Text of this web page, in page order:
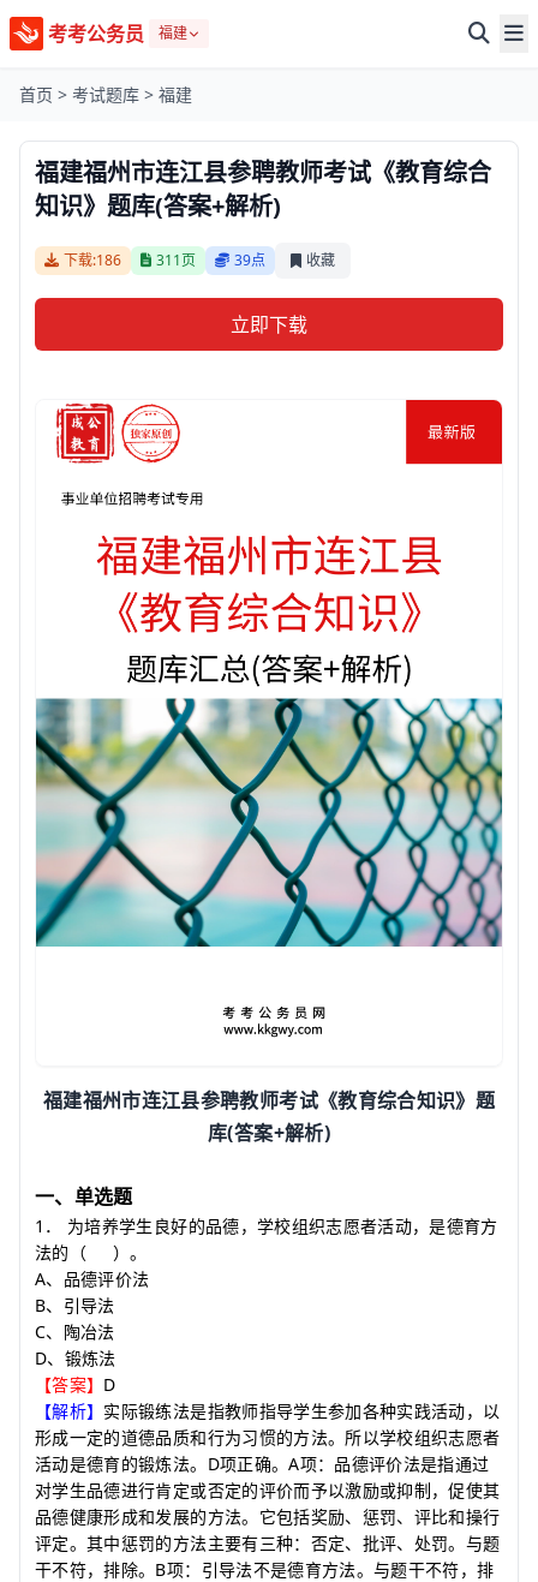
考考公务员 福建
首页 > 考试题库 > 福建
福建福州市连江县参聘教师考试《教育综合
知识》题库(答案+解析)
下载:186 311页 39点 收藏
立即下载
福建福州市连江县参聘教师考试《教育综合知识》题
库(答案+解析)
一、单选题
1 ．
为培养学生良好的品德，学校组织志愿者活动，是德育方
法的
（ ）。
A、品德评价法
B、引导法
C、陶冶法
D、锻炼法
【答案】 D
【解析】 实际锻练法是指教师指导学生参加各种实践活动，以
形成一定的道德品质和行为习惯的方法。所以学校组织志愿者
活动是德育的锻炼法。 D项正确。A项：品德评价法是指通过
对学生品德进行肯定或否定的评价而予以激励或抑制，促使其
品德健康形成和发展的方法。它包括奖励、惩罚、评比和操行
评定。其中惩罚的方法主要有三种：否定、批评、处罚。与题
干不符，排除。 B项：引导法不是德育方法。与题干不符，排